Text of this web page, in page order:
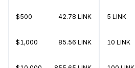
$500 42.78 LINK
$1,000 85.56 LINK
5 LINK
10 LINK